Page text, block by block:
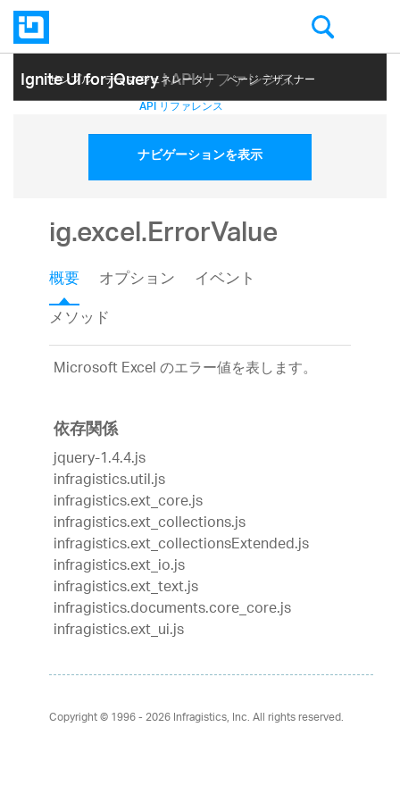
Ignite UI for jQuery| API リファレンス
サンプル テーマ ジェネレーター ページ デザイナー
ヘルプ トピック API リファレンス
ナビゲーションを表示
ig.excel.ErrorValue
概要 オプション
イベント
メソッド
Microsoft Excel のエラー値を表します。
依存関係
jquery-1.4.4.js
infragistics.util.js
infragistics.ext_core.js
infragistics.ext_collections.js
infragistics.ext_collectionsExtended.js
infragistics.ext_io.js
infragistics.ext_text.js
infragistics.documents.core_core.js
infragistics.ext_ui.js
Copyright © 1996 - 2026Infragistics, Inc. All rights reserved.